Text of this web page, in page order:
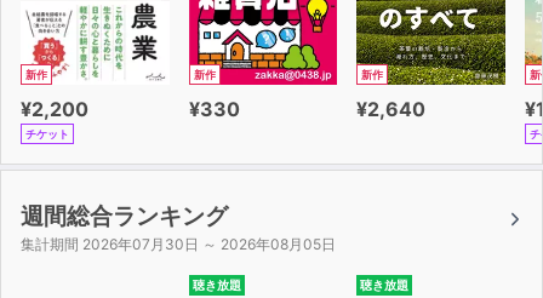
新作
¥2,200
チケット
新作
¥330
新作
¥2,640
新
チ
週間総合ランキング
集計期間 2026年07月30日 ～ 2026年08月05日
聴き放題 聴き放題